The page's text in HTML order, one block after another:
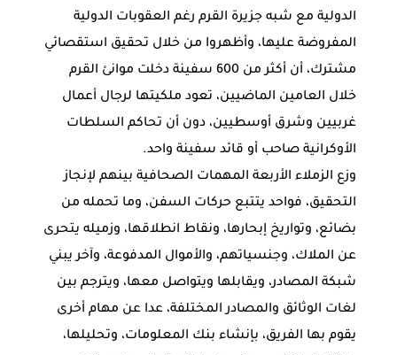
الدولية مع شبه جزيرة القرم رغم العقوبات الدولية
المفروضة عليها، وأظهروا من خلال تحقيق استقصائي
مشترك، أن أكثر من 600 سفينة دخلت موانئ القرم
خلال العامين الماضيين، تعود ملكيتها لرجال أعمال
غربيين وشرق أوسطيين، دون أن تحاكم السلطات
الأوكرانية صاحب أو قائد سفينة واحد.
وزع الزملاء الأربعة المهمات الصحافية بينهم لإنجاز
التحقيق، فواحد يتتبع حركات السفن، وما تحمله من
بضائع، وتواريخ إبحارها، ونقاط انطلاقها، وزميله يتحرى
عن الملاك، وجنسياتهم، والأموال المدفوعة، وآخر يبني
شبكة المصادر، ويقابلها ويتواصل معها، ويترجم بين
لغات الوثائق والمصادر المختلفة، عدا عن مهام أخرى
يقوم بها الفريق، بإنشاء بنك المعلومات، وتحليلها،